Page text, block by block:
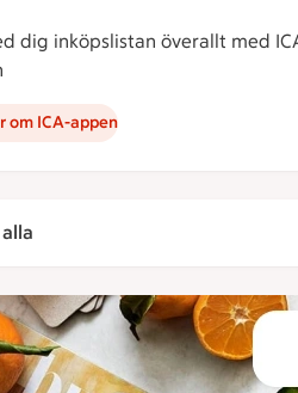
dig inköpslistan överallt med
om ICA-appen
alla